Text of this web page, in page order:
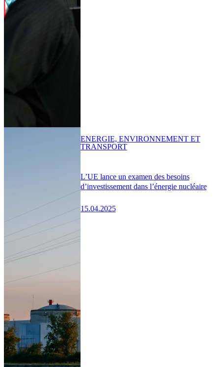
L’UE lance un examen des besoins
d’investissement dans l’énergie nucléaire
15.04.2025
ENERGIE, ENVIRONNEMENT ET
TRANSPORT